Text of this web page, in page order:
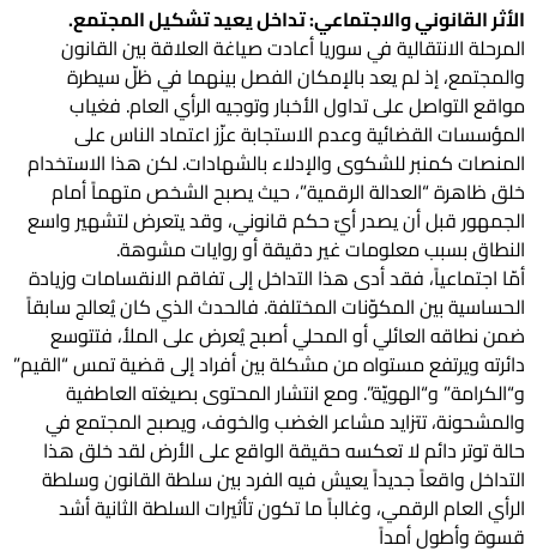
الأثر القانوني والاجتماعي: تداخل يعيد تشكيل المجتمع.
المرحلة الانتقالية في سوريا أعادت صياغة العلاقة بين القانون
والمجتمع، إذ لم يعد بالإمكان الفصل بينهما في ظلّ سيطرة
مواقع التواصل على تداول الأخبار وتوجيه الرأي العام. فغياب
المؤسسات القضائية وعدم الاستجابة عزّز اعتماد الناس على
المنصات كمنبر للشكوى والإدلاء بالشهادات. لكن هذا الاستخدام
خلق ظاهرة “العدالة الرقمية”، حيث يصبح الشخص متهماً أمام
الجمهور قبل أن يصدر أيّ حكم قانوني، وقد يتعرض لتشهير واسع
النطاق بسبب معلومات غير دقيقة أو روايات مشوهة.
أمّا اجتماعياً، فقد أدى هذا التداخل إلى تفاقم الانقسامات وزيادة
الحساسية بين المكوّنات المختلفة. فالحدث الذي كان يُعالج سابقاً
ضمن نطاقه العائلي أو المحلي أصبح يُعرض على الملأ، فتتوسع
دائرته ويرتفع مستواه من مشكلة بين أفراد إلى قضية تمس “القيم”
و“الكرامة” و“الهويّة”. ومع انتشار المحتوى بصيغته العاطفية
والمشحونة، تتزايد مشاعر الغضب والخوف، ويصبح المجتمع في
حالة توتر دائم لا تعكسه حقيقة الواقع على الأرض لقد خلق هذا
التداخل واقعاً جديداً يعيش فيه الفرد بين سلطة القانون وسلطة
الرأي العام الرقمي، وغالباً ما تكون تأثيرات السلطة الثانية أشد
قسوة وأطول أمداً